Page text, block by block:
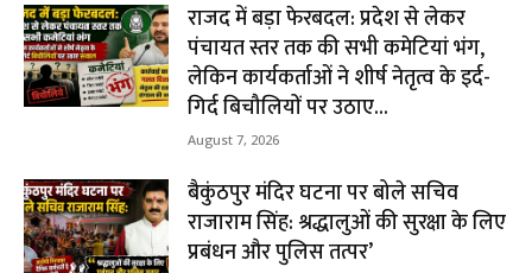
राजद में बड़ा फेरबदल: प्रदेश से लेकर
पंचायत स्तर तक की सभी कमेटियां भंग,
लेकिन कार्यकर्ताओं ने शीर्ष नेतृत्व के इर्द-
गिर्द बिचौलियों पर उठाए...
August 7, 2026
बैकुंठपुर मंदिर घटना पर बोले सचिव
राजाराम सिंह: श्रद्धालुओं की सुरक्षा के लिए
प्रबंधन और पुलिस तत्पर’